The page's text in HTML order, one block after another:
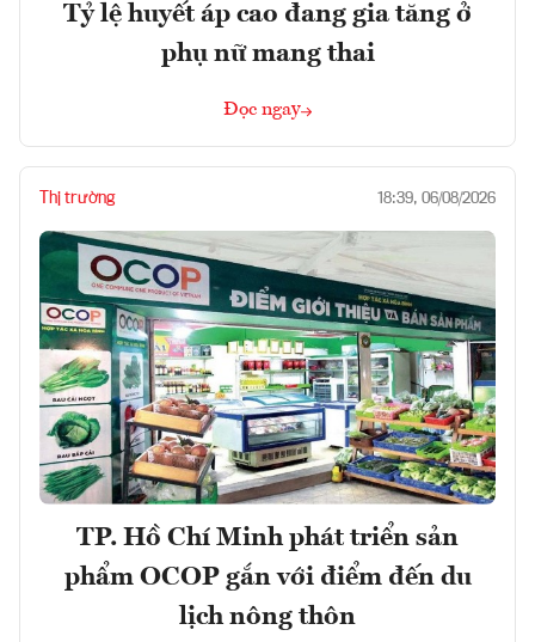
Tỷ lệ huyết áp cao đang gia tăng ở
phụ nữ mang thai
Đọc ngay
Thị trường 18:39, 06/08/2026
TP. Hồ Chí Minh phát triển sản
phẩm OCOP gắn với điểm đến du
lịch nông thôn